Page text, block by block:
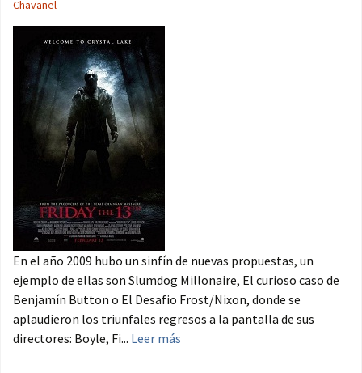
Chavanel
En el año 2009 hubo un sinfín de nuevas propuestas, un
ejemplo de ellas son Slumdog Millonaire, El curioso caso de
Benjamín Button o El Desafio Frost/Nixon, donde se
aplaudieron los triunfales regresos a la pantalla de sus
directores: Boyle, Fi... Leer más